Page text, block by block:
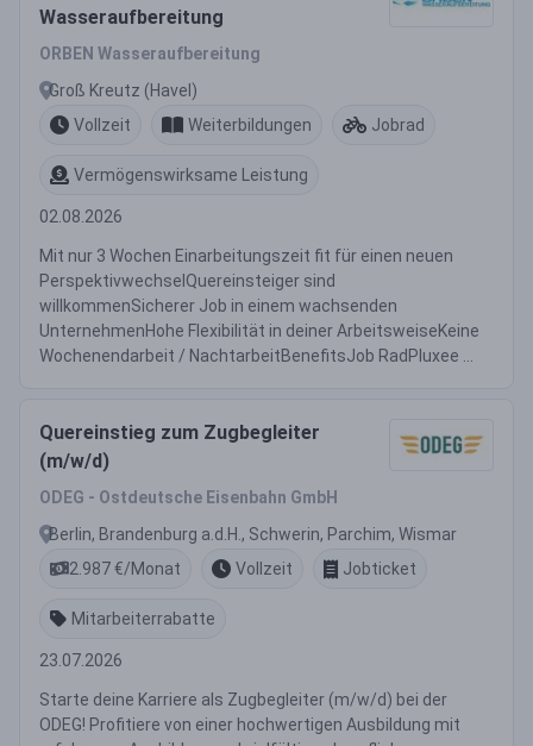
Wasseraufbereitung
ORBEN Wasseraufbereitung
Groß Kreutz (Havel)
Vollzeit
Weiterbildungen Jobrad
Vermögenswirksame Leistung
02.08.2026
Mit nur 3 Wochen Einarbeitungszeit fit für einen neuen
PerspektivwechselQuereinsteiger sind
willkommenSicherer Job in einem wachsenden
UnternehmenHohe Flexibilität in deiner ArbeitsweiseKeine
Wochenendarbeit / NachtarbeitBenefitsJob RadPluxee ...
Quereinstieg zum Zugbegleiter
(m/w/d)
ODEG - Ostdeutsche Eisenbahn GmbH
Berlin, Brandenburg a.d.H., Schwerin, Parchim, Wismar
2.987 €/Monat
Vollzeit Jobticket
Mitarbeiterrabatte
23.07.2026
Starte deine Karriere als Zugbegleiter (m/w/d) bei der
ODEG! Profitiere von einer hochwertigen Ausbildung mit